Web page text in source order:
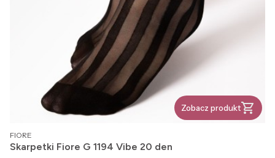
Zobacz produkt
PRODUCENT
FIORE
Skarpetki Fiore G 1194 Vibe 20 den